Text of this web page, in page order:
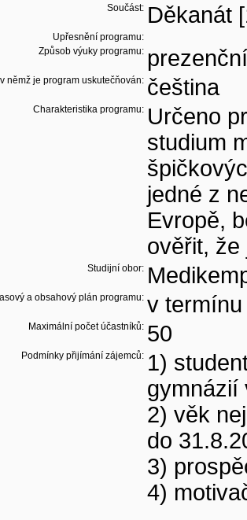
Součást: Děkanát
Upřesnění programu:
Způsob výuky programu: prezenční
němž je program uskutečňován: čeština
Charakteristika programu: Určeno
studium
jedné z
Evropě,
ověřit, že
Studijní obor:
a obsahový plán programu: v
Maximální počet účastníků: 50
Podmínky přijímání zájemců: 1)
gymnázií
2) věk
do
3)
4)